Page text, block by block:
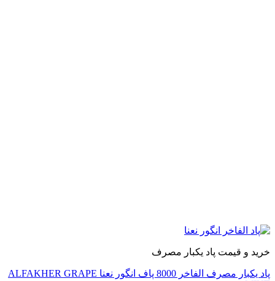
و قیمت پاد یکبار مصرف
پاد یکبار مصرف الفاخر 8000 پاف انگور نعنا ALFAKHER GRAPE